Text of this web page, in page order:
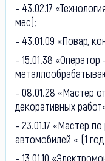
- 43.02.17
мес);
- 43.01.09 «Повар,
- 15.01.38 «Оператор
- 08.01.28 «Мастер
декоративных
- 23.01.17 «Мастер
автомобилей « (1
- 13.01.10